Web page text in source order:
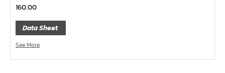
หน้าแปลนเหล็กเกลียวใน JEF 150P
หน้าแปลนเหล็กสวมเชื่อม JEF SWRF 150P
หน้าแปลนเหล็กคอสูง JEF WNRF 300P
หน้าแปลนเหล็กคอสูง JEF WNRF PN40
160.00
Data Sheet
See More